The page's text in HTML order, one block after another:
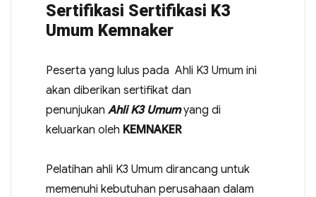
Sertifikasi Sertifikasi K3
Umum Kemnaker
Peserta yang lulus pada Ahli K3 Umum ini
akan diberikan sertifikat dan
penunjukan Ahli K3 Umumyang di
keluarkan oleh KEMNAKER
Pelatihan ahli K3 Umum dirancang untuk
memenuhi kebutuhan perusahaan dalam